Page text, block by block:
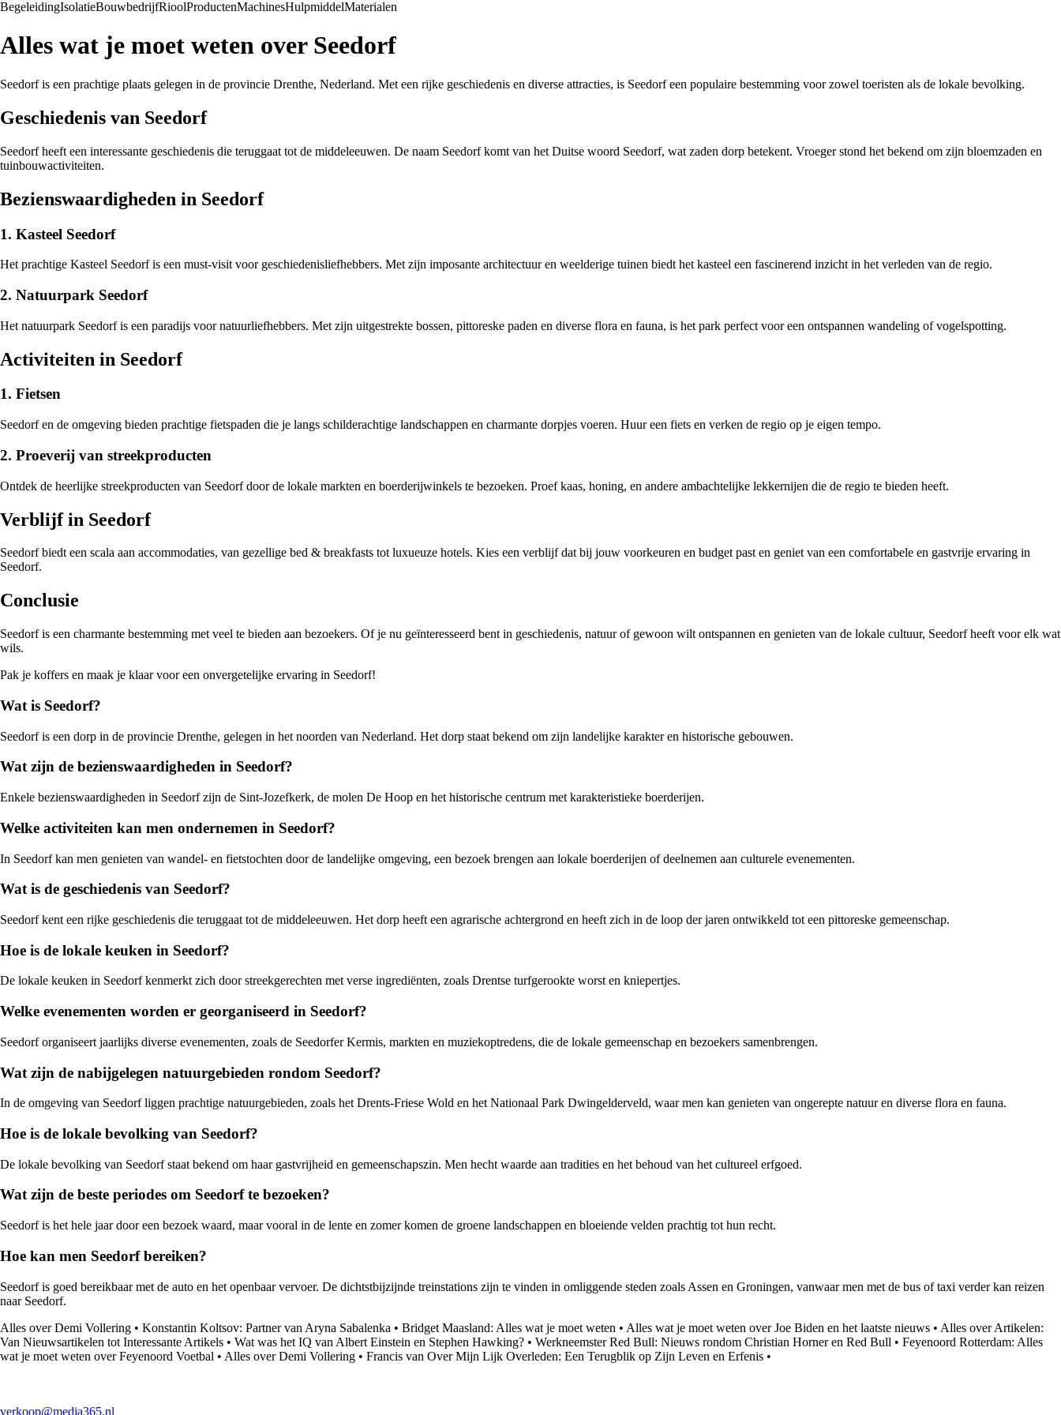
BegeleidingIsolatieBouwbedrijfRioolProductenMachinesHulpmiddelMaterialen
Alles wat je moet weten over Seedorf
Seedorf is een prachtige plaats gelegen in de provincie Drenthe, Nederland. Met een rijke geschiedenis en diverse attracties, is Seedorf een populaire bestemming voor zowel toeristen als de lokale bevolking.
Geschiedenis van Seedorf
Seedorf heeft een interessante geschiedenis die teruggaat tot de middeleeuwen. De naam Seedorf komt van het Duitse woord Seedorf, wat zaden dorp betekent. Vroeger stond het bekend om zijn bloemzaden en
tuinbouwactiviteiten.
Bezienswaardigheden in Seedorf
1. Kasteel Seedorf
Het prachtige Kasteel Seedorf is een must-visit voor geschiedenisliefhebbers. Met zijn imposante architectuur en weelderige tuinen biedt het kasteel een fascinerend inzicht in het verleden van de regio.
2. Natuurpark Seedorf
Het natuurpark Seedorf is een paradijs voor natuurliefhebbers. Met zijn uitgestrekte bossen, pittoreske paden en diverse flora en fauna, is het park perfect voor een ontspannen wandeling of vogelspotting.
Activiteiten in Seedorf
1. Fietsen
Seedorf en de omgeving bieden prachtige fietspaden die je langs schilderachtige landschappen en charmante dorpjes voeren. Huur een fiets en verken de regio op je eigen tempo.
2. Proeverij van streekproducten
Ontdek de heerlijke streekproducten van Seedorf door de lokale markten en boerderijwinkels te bezoeken. Proef kaas, honing, en andere ambachtelijke lekkernijen die de regio te bieden heeft.
Verblijf in Seedorf
Seedorf biedt een scala aan accommodaties, van gezellige bed & breakfasts tot luxueuze hotels. Kies een verblijf dat bij jouw voorkeuren en budget past en geniet van een comfortabele en gastvrije ervaring in
Seedorf.
Conclusie
Seedorf is een charmante bestemming met veel te bieden aan bezoekers. Of je nu geïnteresseerd bent in geschiedenis, natuur of gewoon wilt ontspannen en genieten van de lokale cultuur, Seedorf heeft voor elk wat
wils.
Pak je koffers en maak je klaar voor een onvergetelijke ervaring in Seedorf!
Wat is Seedorf?
Seedorf is een dorp in de provincie Drenthe, gelegen in het noorden van Nederland. Het dorp staat bekend om zijn landelijke karakter en historische gebouwen.
Wat zijn de bezienswaardigheden in Seedorf?
Enkele bezienswaardigheden in Seedorf zijn de Sint-Jozefkerk, de molen De Hoop en het historische centrum met karakteristieke boerderijen.
Welke activiteiten kan men ondernemen in Seedorf?
In Seedorf kan men genieten van wandel- en fietstochten door de landelijke omgeving, een bezoek brengen aan lokale boerderijen of deelnemen aan culturele evenementen.
Wat is de geschiedenis van Seedorf?
Seedorf kent een rijke geschiedenis die teruggaat tot de middeleeuwen. Het dorp heeft een agrarische achtergrond en heeft zich in de loop der jaren ontwikkeld tot een pittoreske gemeenschap.
Hoe is de lokale keuken in Seedorf?
De lokale keuken in Seedorf kenmerkt zich door streekgerechten met verse ingrediënten, zoals Drentse turfgerookte worst en kniepertjes.
Welke evenementen worden er georganiseerd in Seedorf?
Seedorf organiseert jaarlijks diverse evenementen, zoals de Seedorfer Kermis, markten en muziekoptredens, die de lokale gemeenschap en bezoekers samenbrengen.
Wat zijn de nabijgelegen natuurgebieden rondom Seedorf?
In de omgeving van Seedorf liggen prachtige natuurgebieden, zoals het Drents-Friese Wold en het Nationaal Park Dwingelderveld, waar men kan genieten van ongerepte natuur en diverse flora en fauna.
Hoe is de lokale bevolking van Seedorf?
De lokale bevolking van Seedorf staat bekend om haar gastvrijheid en gemeenschapszin. Men hecht waarde aan tradities en het behoud van het cultureel erfgoed.
Wat zijn de beste periodes om Seedorf te bezoeken?
Seedorf is het hele jaar door een bezoek waard, maar vooral in de lente en zomer komen de groene landschappen en bloeiende velden prachtig tot hun recht.
Hoe kan men Seedorf bereiken?
Seedorf is goed bereikbaar met de auto en het openbaar vervoer. De dichtstbijzijnde treinstations zijn te vinden in omliggende steden zoals Assen en Groningen, vanwaar men met de bus of taxi verder kan reizen
naar Seedorf.
Alles over Demi Vollering • Konstantin Koltsov: Partner van Aryna Sabalenka • Bridget Maasland: Alles wat je moet weten • Alles wat je moet weten over Joe Biden en het laatste nieuws • Alles over Artikelen:
Van Nieuwsartikelen tot Interessante Artikels • Wat was het IQ van Albert Einstein en Stephen Hawking? • Werkneemster Red Bull: Nieuws rondom Christian Horner en Red Bull • Feyenoord Rotterdam: Alles
wat je moet weten over Feyenoord Voetbal • Alles over Demi Vollering • Francis van Over Mijn Lijk Overleden: Een Terugblik op Zijn Leven en Erfenis •
verkoop@media365.nl